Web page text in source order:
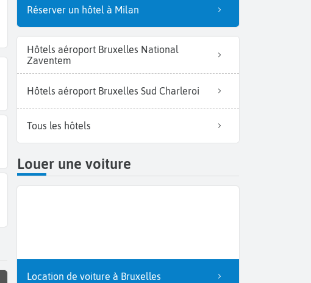
Réserver un hôtel à Milan
Hôtels aéroport Bruxelles National
Zaventem
Hôtels aéroport Bruxelles Sud Charleroi
Tous les hôtels
Louer une voiture
Location de voiture à Bruxelles